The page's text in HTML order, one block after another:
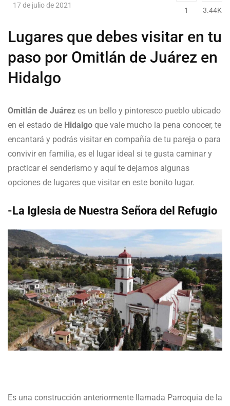
17 de julio de 2021
1 3.44K
Lugares que debes visitar en tu
paso por Omitlán de Juárez en
Hidalgo
Omitlán de Juárez es un bello y pintoresco pueblo ubicado
en el estado de Hidalgo que vale mucho la pena conocer, te
encantará y podrás visitar en compañía de tu pareja o para
convivir en familia, es el lugar ideal si te gusta caminar y
practicar el senderismo y aquí te dejamos algunas
opciones de lugares que visitar en este bonito lugar.
-La Iglesia de Nuestra Señora del Refugio
Es una construcción anteriormente llamada Parroquia de la